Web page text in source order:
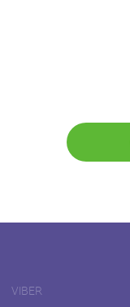
VIBER